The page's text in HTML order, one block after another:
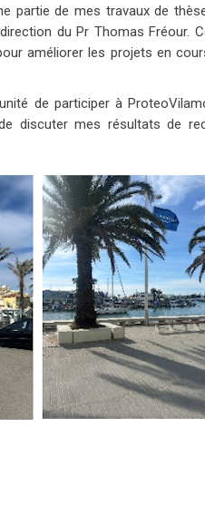
partie de mes travaux de
du Pr Thomas Fréour.
améliorer les projets en
de participer à
discuter mes résultats de